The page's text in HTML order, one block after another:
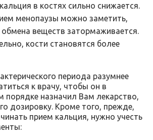
в костях сильно снижается.
менопаузы можно заметить,
обмена веществ затормаживается.
кости становятся более
периода разумнее
к врачу, чтобы он в
порядке назначил Вам лекарство,
дозировку. Кроме того, прежде,
прием кальция, нужно учесть